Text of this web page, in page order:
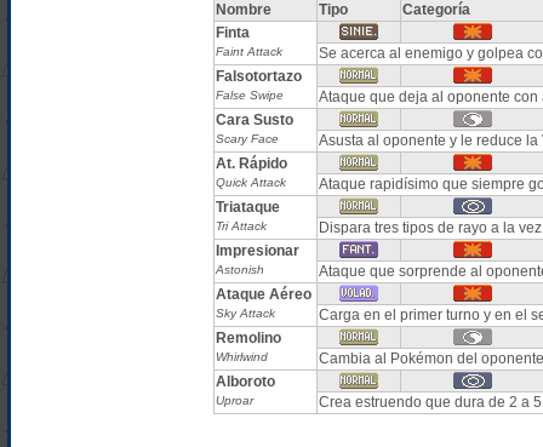
Nombre
Tipo
Categoría
Finta
Faint Attack
Se acerca al enemigo y golpea
Falsotortazo
False Swipe
Ataque que deja al oponente con
Cara Susto
Scary Face
Asusta al oponente y le reduce la
At. Rápido
Quick Attack
Ataque rapidísimo que siempre
Triataque
Tri Attack
Dispara tres tipos de rayo a la
Impresionar
Astonish
Ataque que sorprende al
Ataque Aéreo
Sky Attack
Carga en el primer turno y en el
Remolino
Whirlwind
Cambia al Pokémon del
Alboroto
Uproar Crea estruendo que dura de 2 a